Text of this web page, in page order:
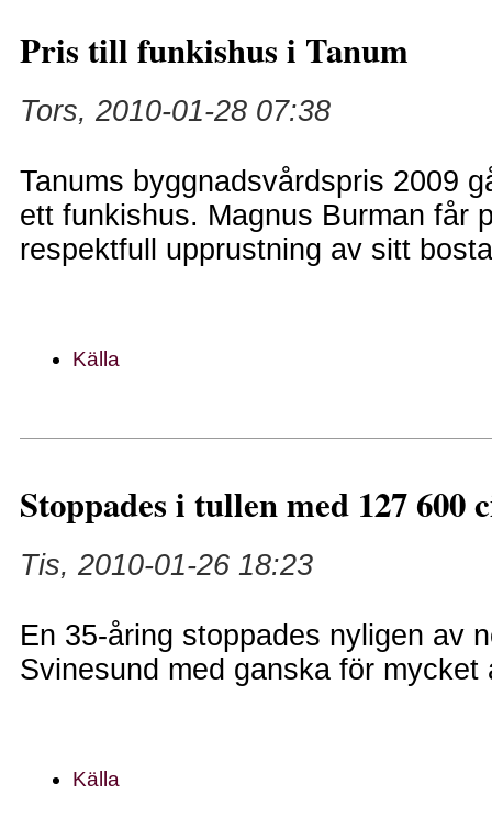
Pris till funkishus i Tanum
Tors, 2010-01-28 07:38
Tanums byggnadsvårdspris 2009
ett funkishus. Magnus Burman får
respektfull upprustning av sitt
Källa
Stoppades i tullen med 127 600
Tis, 2010-01-26 18:23
En 35-åring stoppades nyligen av
Svinesund med ganska för mycket
Källa